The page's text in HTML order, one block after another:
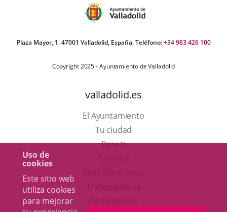
Uso de
cookies
Este sitio web
utiliza cookies
para mejorar
Plaza Mayor, 1. 47001 Valladolid, España. Teléfono:+34 983 426 100
Copyright 2025 - Ayuntamiento de Valladolid
valladolid.es
El Ayuntamiento
Tu ciudad
Para ti